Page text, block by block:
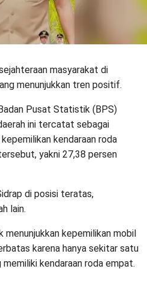
masyarakat di
menunjukkan tren positif.
Pusat Statistik (BPS)
ini tercatat sebagai
kendaraan roda
yakni 27,38 persen
di posisi teratas,
lain.
kepemilikan mobil
karena hanya sekitar satu
kendaraan roda empat.